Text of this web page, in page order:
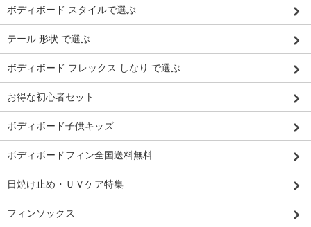
ボディボード スタイルで選ぶ
テール 形状 で選ぶ
ボディボード フレックス しなり で選ぶ
お得な初心者セット
ボディボード子供キッズ
ボディボードフィン全国送料無料
日焼け止め・ＵＶケア特集
フィンソックス